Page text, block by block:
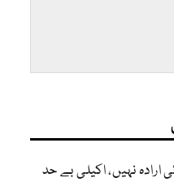
ارادہ نہیں، اکیلی بے حد